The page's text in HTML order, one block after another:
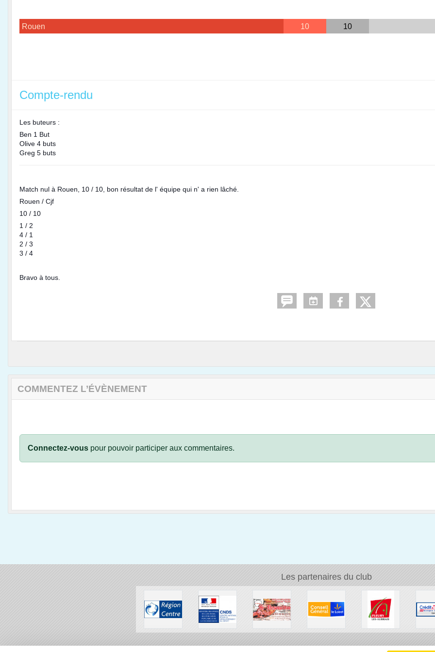
Rouen 10 10
Compte-rendu
Les buteurs :
Ben 1 But
Olive 4 buts
Greg 5 buts
Match nul à Rouen, 10 / 10, bon résultat de l' équipe qui n' a rien lâché.
Rouen / Cjf
10 / 10
1 / 2
4 / 1
2 / 3
3 / 4
Bravo à tous.
COMMENTEZ L’ÉVÈNEMENT
Connectez-vous pour pouvoir participer aux commentaires.
Les partenaires du club